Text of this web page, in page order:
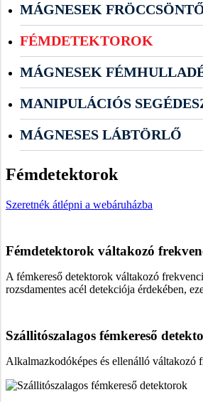
MÁGNESEK
FÉMDETEKTOROK
MÁGNESEK
MANIPULÁCIÓS
MÁGNESES LÁBTÖRLŐ
Fémdetektorok
Szeretnék átlépni a webáruházba
Fémdetektorok váltakozó
A fémkereső detektorok váltakozó
rozsdamentes acél detekciója érdekében,
Szállitószalagos fémkereső
Alkalmazkodóképes és ellenálló váltakozó